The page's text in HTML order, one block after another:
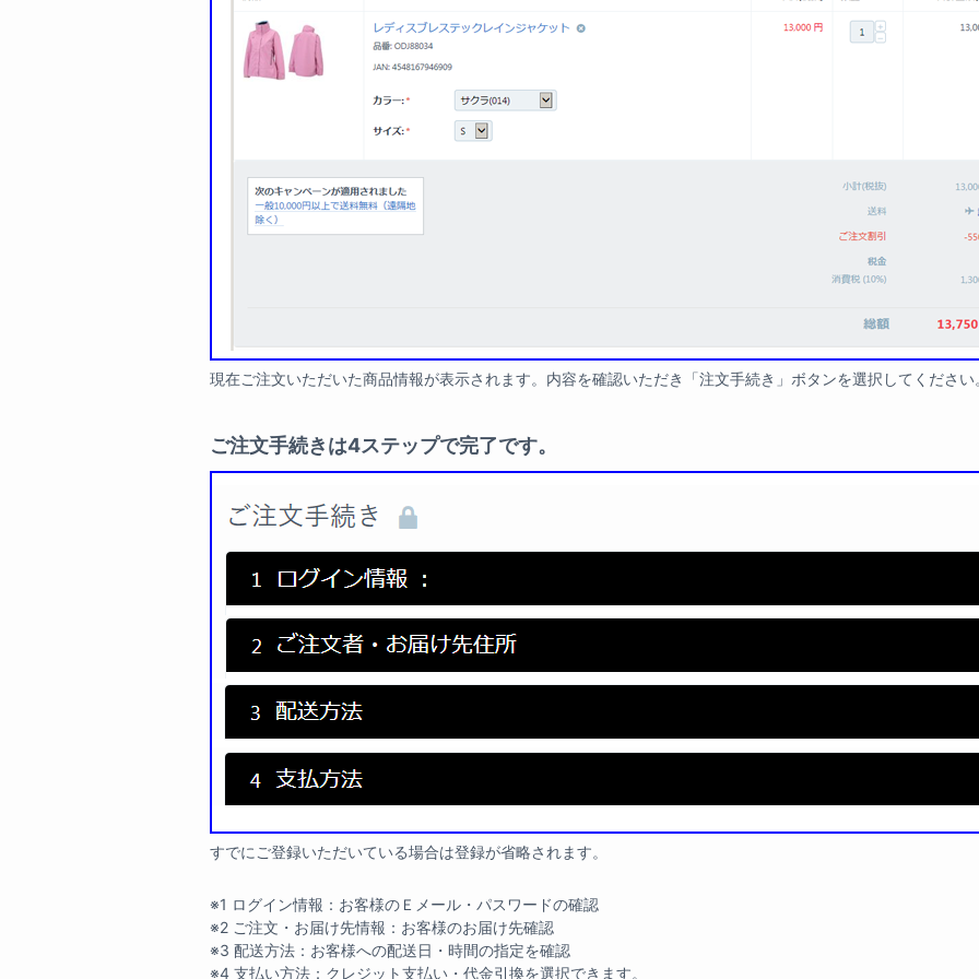
現在ご注文いただいた商品情報が表示されます。内容を確認いただき「注文手続き」ボタンを選択してください
ご注文手続きは4ステップで完了です。
すでにご登録いただいている場合は登録が省略されます。
※1 ログイン情報：お客様のＥメール・パスワードの確認
※2 ご注文・お届け先情報：お客様のお届け先確認
※3 配送方法：お客様への配送日・時間の指定を確認
※4 支払い方法：クレジット支払い・代金引換を選択できます。